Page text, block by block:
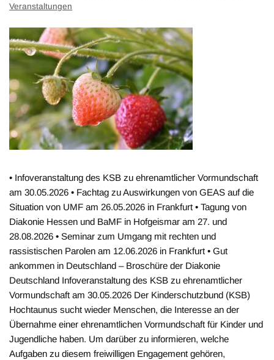
Veranstaltungen
• Infoveranstaltung des KSB zu ehrenamtlicher Vormundschaft
am 30.05.2026 • Fachtag zu Auswirkungen von GEAS auf die
Situation von UMF am 26.05.2026 in Frankfurt • Tagung von
Diakonie Hessen und BaMF in Hofgeismar am 27. und
28.08.2026 • Seminar zum Umgang mit rechten und
rassistischen Parolen am 12.06.2026 in Frankfurt • Gut
ankommen in Deutschland – Broschüre der Diakonie
Deutschland Infoveranstaltung des KSB zu ehrenamtlicher
Vormundschaft am 30.05.2026 Der Kinderschutzbund (KSB)
Hochtaunus sucht wieder Menschen, die Interesse an der
Übernahme einer ehrenamtlichen Vormundschaft für Kinder und
Jugendliche haben. Um darüber zu informieren, welche
Aufgaben zu diesem freiwilligen Engagement gehören,